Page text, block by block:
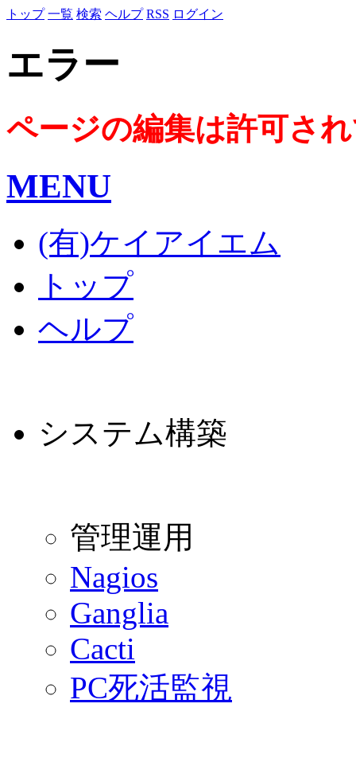
トップ 一覧 検索 ヘルプ RSS ログイン
エラー
ページの編集は許可さ
MENU
(有)ケイアイエム
トップ
ヘルプ
システム構築
管理運用
Nagios
Ganglia
Cacti
PC死活監視